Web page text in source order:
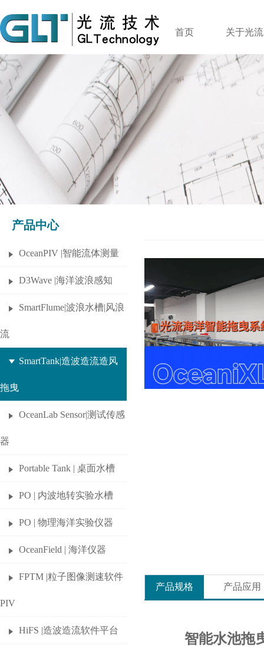
首页 关于光流
产品中心
OceanPIV |智能流体测量
D3Wave |海洋波浪感知
SmartFlume|波浪水槽|风浪
流
SmartTank|造波造流造风
拖曳
OceanLab Sensor|测试传感
器
Portable Tank | 桌面水槽
PO | 内波地转实验水槽
PO | 物理海洋实验仪器
OceanField | 海洋仪器
FPTM |粒子图像测速软件
PIV
HiFS |造波造流软件平台
产品规格 产品应用
智能水池拖曳